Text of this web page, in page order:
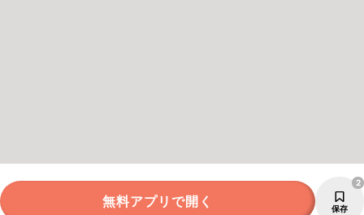
無料アプリで開く 保存
2